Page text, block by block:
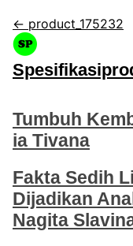
← product_175232
Tumbuh
ia Tivana
Fakta Sedih
Dijadikan
Nagita